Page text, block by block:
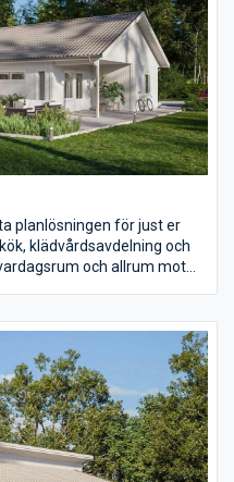
planlösningen för just er
klädvårdsavdelning och
och allrum mot
ett eget gemensamt